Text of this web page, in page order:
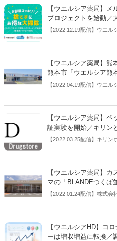
【ウエルシア薬局】メ
プロジェクトを始動／
【2022.12.19配信】ウエル
法人 ハウスキーピング協
では3者が連携し、特別版
シア薬局10店舗で順次開始
【ウエルシア薬局】
熊本市「ウエルシア熊
【2022.04.19配信】ウエル
薬局は４月21日に、熊本
ラボレーションとなる。
【ウエルシア薬局】
証実験を開始／キリン
【2022.03.25配信】キリン
よびウエルシア薬局は、
6 月から埼玉県内のウエル
【ウエルシア薬局】
マの「BLANDEつくば
【2022.01.24配信】株式会
役社長：山本慎一郎氏)は
をテーマとした新たな売り
が出店する。
【ウエルシアHD】コ
ーは増収増益に転換／